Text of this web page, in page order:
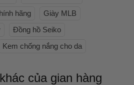
hãng
Giày MLB
Đồng hồ Seiko
Kem chống nắng cho da
của gian hàng